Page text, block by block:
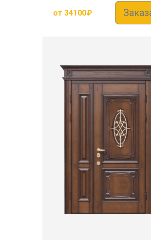
от 34100₽